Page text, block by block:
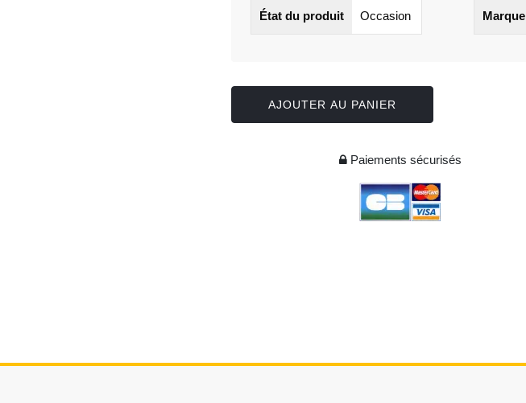
État du produit Occasion Marque
AJOUTER AU PANIER
Paiements sécurisés